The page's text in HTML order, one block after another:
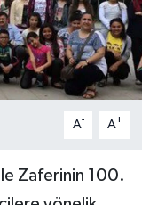
A- A+
Zaferinin 100.